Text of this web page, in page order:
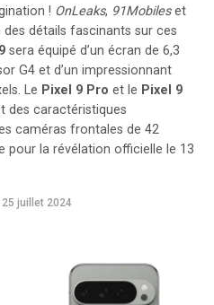
! OnLeaks, 91Mobileset
détails fascinants sur ces
sera équipé d’un écran de 6,3
G4 et d’un impressionnant
Le Pixel 9 Pro et le Pixel 9
caractéristiques
caméras frontales de 42
pour la révélation officielle le 13
25 juillet 2024